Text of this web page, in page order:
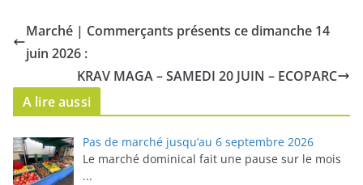
Marché | Commerçants présents ce dimanche 14
juin 2026 :
KRAV MAGA – SAMEDI 20 JUIN – ECOPARC
A lire aussi
Pas de marché jusqu’au 6 septembre 2026
Le marché dominical fait une pause sur le mois
...